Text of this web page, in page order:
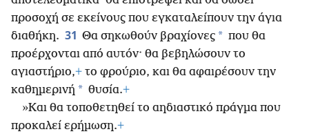
προσοχή σε εκείνους που εγκαταλείπουν την άγια
διαθήκη. 31 Θα σηκωθούν βραχίονες * που θα
προέρχονται από αυτόν· θα βεβηλώσουν το
αγιαστήριο,+ το φρούριο, και θα αφαιρέσουν την
καθημερινή * θυσία.+
»Και θα τοποθετηθεί το αηδιαστικό πράγμα που
προκαλεί ερήμωση.+